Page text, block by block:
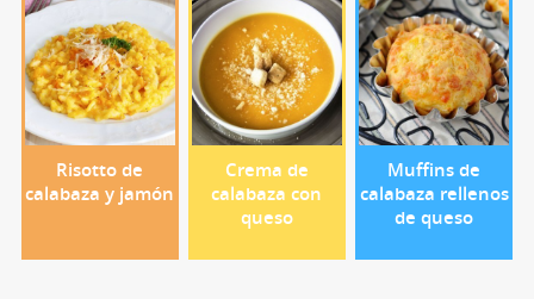
Risotto de
calabaza y jamón
Crema de
calabaza con
queso
Muffins de
calabaza rellenos
de queso